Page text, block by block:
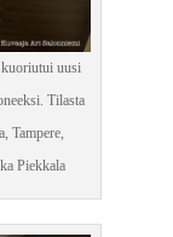
uusi
Tilasta
Tampere,
Piekkala